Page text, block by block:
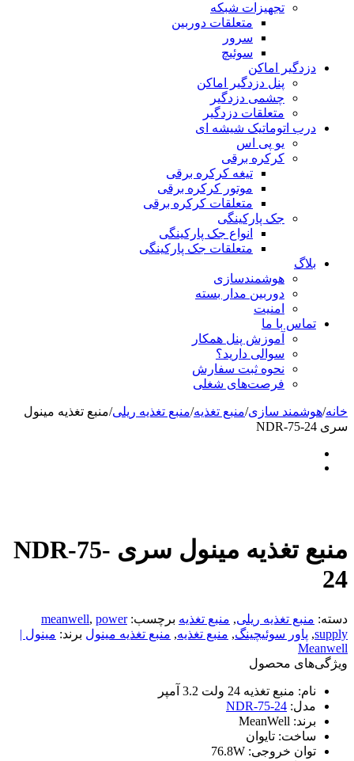
تجهیزات شبکه
متعلقات دوربین
سرور
سوئیچ
دزدگیر اماکن
پنل دزدگیر اماکن
چشمی دزدگیر
متعلقات دزدگیر
درب اتوماتیک شیشه ای
یو پی اس
کرکره برقی
تیغه کرکره برقی
موتور کرکره برقی
متعلقات کرکره برقی
جک پارکینگی
انواع جک پارکینگی
متعلقات جک پارکینگی
بلاگ
هوشمندسازی
دوربین مدار بسته
امنیت
تماس با ما
آموزش پنل همکار
سوالی دارید؟
نحوه ثبت سفارش
فرصت‌های شغلی
خانه/هوشمند سازی/منبع تغذیه/منبع تغذیه ریلی/منبع تغذیه مینول
سری NDR-75-24
منبع تغذیه مینول سری NDR-75-
24
دسته: منبع تغذیه ریلی, منبع تغذیه برچسب: meanwell, power
supply
, پاور سوئیچینگ, منبع تغذیه, منبع تغذیه مینول برند: مینول |
Meanwell
ویژگی‌های محصول
نام: منبع تغذیه 24 ولت 3.2 آمپر
مدل: NDR-75-24
برند: MeanWell
ساخت: تایوان
توان خروجی: 76.8W